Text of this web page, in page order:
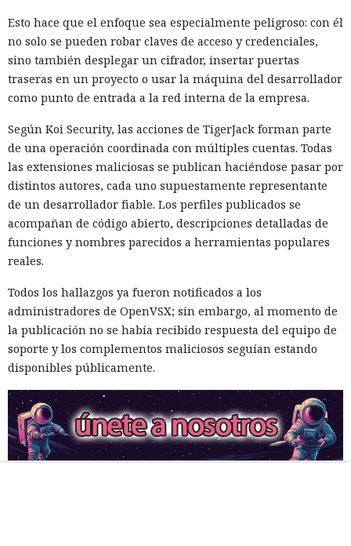
Esto hace que el enfoque sea especialmente peligroso: con él
no solo se pueden robar claves de acceso y credenciales,
sino también desplegar un cifrador, insertar puertas
traseras en un proyecto o usar la máquina del desarrollador
como punto de entrada a la red interna de la empresa.
Según Koi Security, las acciones de TigerJack forman parte
de una operación coordinada con múltiples cuentas. Todas
las extensiones maliciosas se publican haciéndose pasar por
distintos autores, cada uno supuestamente representante
de un desarrollador fiable. Los perfiles publicados se
acompañan de código abierto, descripciones detalladas de
funciones y nombres parecidos a herramientas populares
reales.
Todos los hallazgos ya fueron notificados a los
administradores de OpenVSX; sin embargo, al momento de
la publicación no se había recibido respuesta del equipo de
soporte y los complementos maliciosos seguían estando
disponibles públicamente.